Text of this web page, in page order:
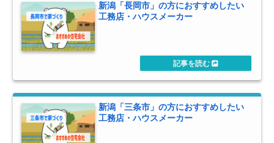
新潟「長岡市」の方におすすめしたい
工務店・ハウスメーカー
新潟「三条市」の方におすすめしたい
工務店・ハウスメーカー